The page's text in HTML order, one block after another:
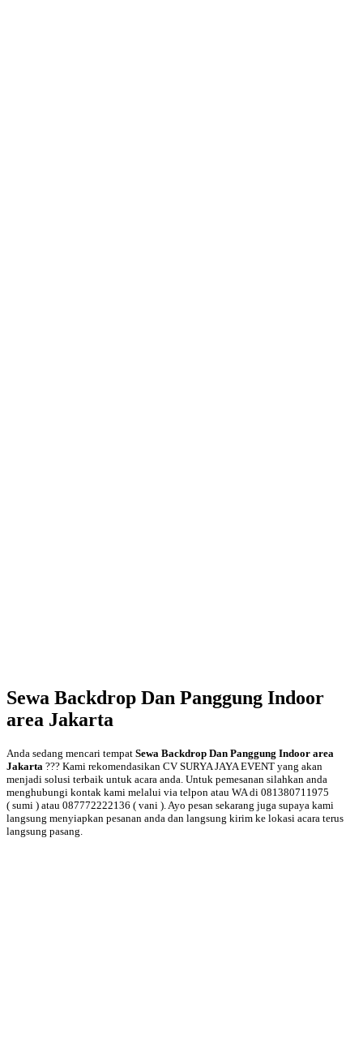
Sewa Backdrop Dan Panggung Indoor
area Jakarta
Anda sedang mencari tempat Sewa Backdrop Dan Panggung Indoor area
Jakarta ??? Kami rekomendasikan CV SURYA JAYA EVENT yang akan
menjadi solusi terbaik untuk acara anda. Untuk pemesanan silahkan anda
menghubungi kontak kami melalui via telpon atau WA di 081380711975
( sumi ) atau 087772222136 ( vani ). Ayo pesan sekarang juga supaya kami
langsung menyiapkan pesanan anda dan langsung kirim ke lokasi acara terus
langsung pasang.